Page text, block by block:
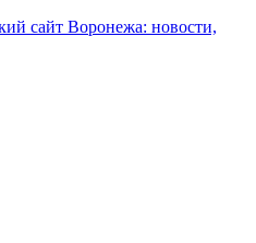
сайт Воронежа: новости,